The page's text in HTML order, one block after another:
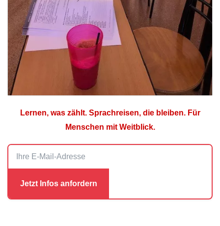
Lernen, was zählt. Sprachreisen, die bleiben. Für
Menschen mit Weitblick.